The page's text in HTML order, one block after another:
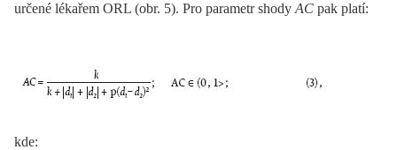
určené lékařem ORL (obr. 5). Pro parametr shodyAC pak platí:
kde: